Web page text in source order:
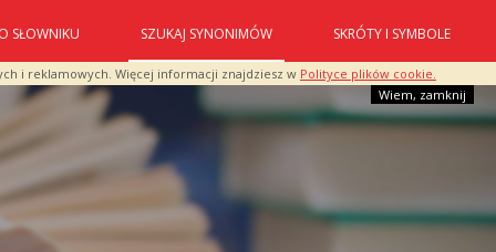
i reklamowych. Więcej informacji znajdziesz w Polityce plików cookie.
Wiem, zamknij
O SŁOWNIKU SZUKAJ SYNONIMÓW SKRÓTY I SYMBOLE